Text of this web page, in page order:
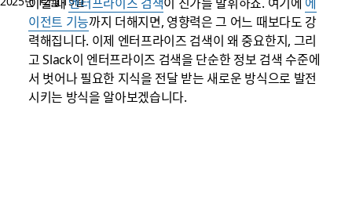
이전트 기능까지 더해지면, 영향력은 그 어느 때보다도 강
력해집니다. 이제 엔터프라이즈 검색이 왜 중요한지, 그리
고 Slack이 엔터프라이즈 검색을 단순한 정보 검색 수준에
서 벗어나 필요한 지식을 전달 받는 새로운 방식으로 발전
시키는 방식을 알아보겠습니다.